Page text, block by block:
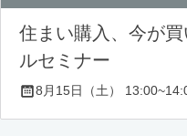
住まい購入、今が
ルセミナー
8月15日（土）